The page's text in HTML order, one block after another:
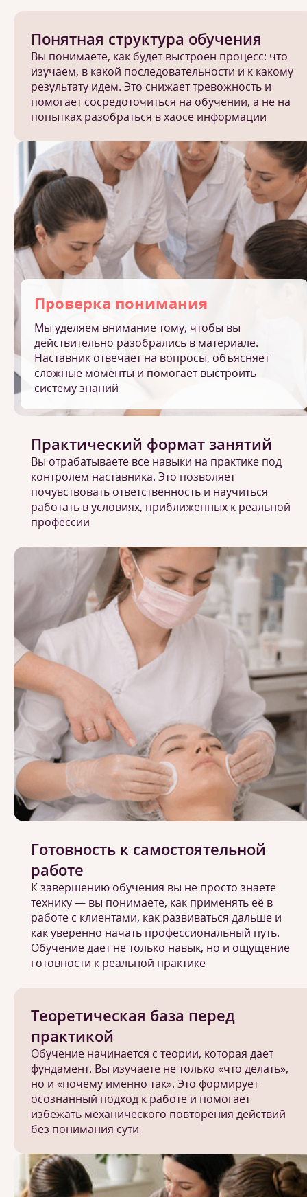
Понятная структура обучения
Вы понимаете, как будет выстроен процесс: что
изучаем, в какой последовательности и к какому
результату идем. Это снижает тревожность и
помогает сосредоточиться на обучении, а не на
попытках разобраться в хаосе информации
Проверка понимания
Мы уделяем внимание тому, чтобы вы
действительно разобрались в материале.
Наставник отвечает на вопросы, объясняет
сложные моменты и помогает выстроить
систему знаний
Теоретическая база перед
практикой
Обучение начинается с теории, которая дает
фундамент. Вы изучаете не только «что делать»,
но и «почему именно так». Это формирует
осознанный подход к работе и помогает
избежать механического повторения действий
без понимания сути
Практический формат занятий
Вы отрабатываете все навыки на практике под
контролем наставника. Это позволяет
почувствовать ответственность и научиться
работать в условиях, приближенных к реальной
профессии
Готовность к самостоятельной
работе
К завершению обучения вы не просто знаете
технику — вы понимаете, как применять её в
работе с клиентами, как развиваться дальше и
как уверенно начать профессиональный путь.
Обучение дает не только навык, но и ощущение
готовности к реальной практике